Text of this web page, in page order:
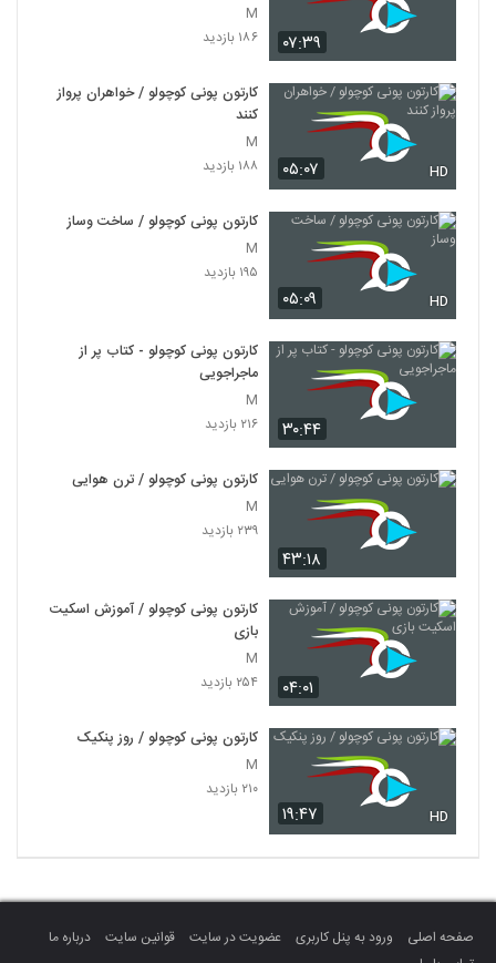
۰۷:۳۹
M
۱۸۶ بازدید
۰۵:۰۷ HD
کارتون پونی کوچولو / خواهران پرواز
کنند
M
۱۸۸ بازدید
۰۵:۰۹ HD
کارتون پونی کوچولو / ساخت وساز
M
۱۹۵ بازدید
۳۰:۴۴
کارتون پونی کوچولو - کتاب پر از
ماجراجویی
M
۲۱۶ بازدید
۴۳:۱۸
کارتون پونی کوچولو / ترن هوایی
M
۲۳۹ بازدید
۰۴:۰۱
کارتون پونی کوچولو / آموزش اسکیت
بازی
M
۲۵۴ بازدید
۱۹:۴۷ HD
کارتون پونی کوچولو / روز پنکیک
M
۲۱۰ بازدید
صفحه اصلی ورود به پنل کاربری عضویت در سایت قوانین سایت
درباره ما